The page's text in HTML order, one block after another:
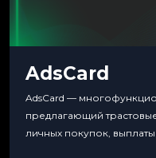
AdsCard
AdsCard —
предлагающий
личных покупок,